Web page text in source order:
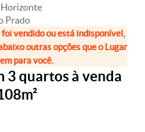
Horizonte
Prado
vendido ou está indisponível,
outras opções que o Lugar
para você.
3 quartos à venda